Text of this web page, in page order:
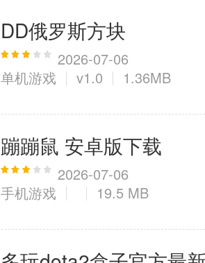
DD俄罗斯方块
2026-07-06
单机游戏
v1.0 1.36MB
蹦蹦鼠 安卓版下载
2026-07-06
手机游戏
19.5 MB